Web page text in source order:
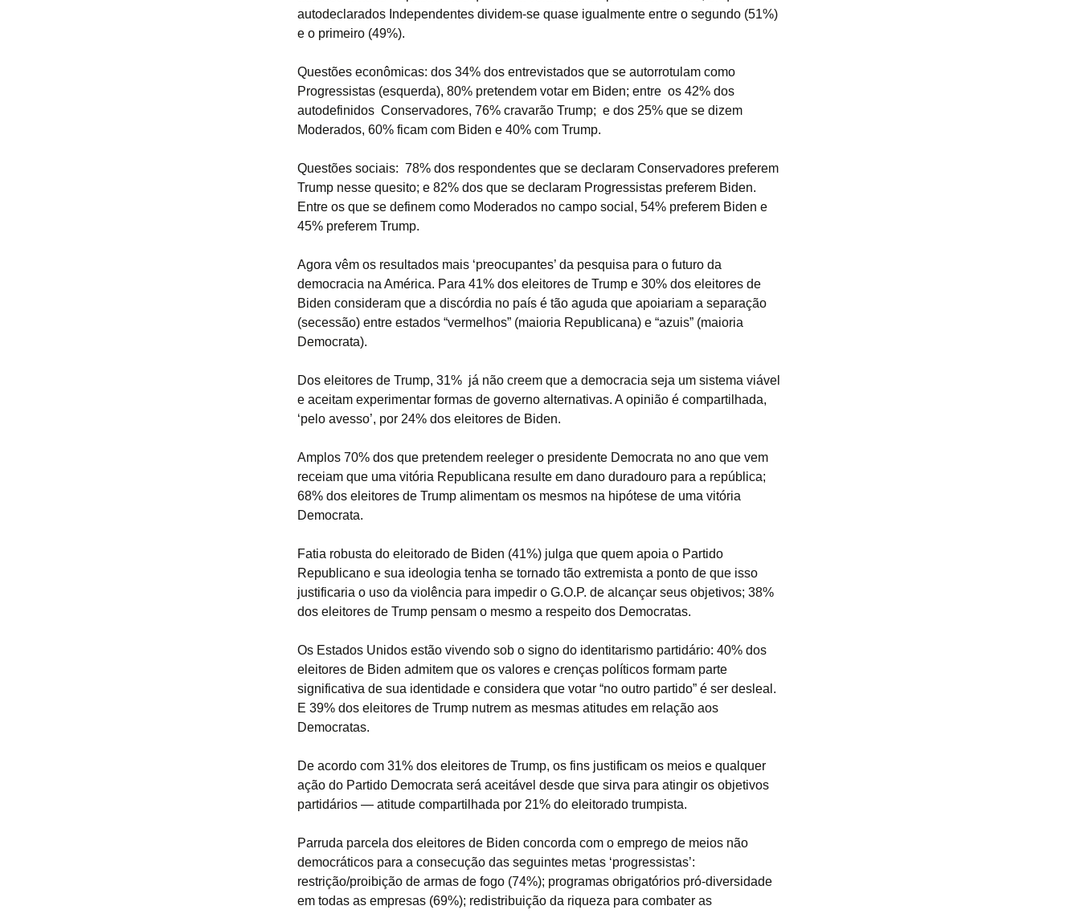
autodeclarados Independentes dividem-se quase igualmente entre o segundo (51%)
e o primeiro (49%).
Questões econômicas: dos 34% dos entrevistados que se autorrotulam como
Progressistas (esquerda), 80% pretendem votar em Biden; entre os 42% dos
autodefinidos Conservadores, 76% cravarão Trump; e dos 25% que se dizem
Moderados, 60% ficam com Biden e 40% com Trump.
Questões sociais: 78% dos respondentes que se declaram Conservadores preferem
Trump nesse quesito; e 82% dos que se declaram Progressistas preferem Biden.
Entre os que se definem como Moderados no campo social, 54% preferem Biden e
45% preferem Trump.
Agora vêm os resultados mais ‘preocupantes’ da pesquisa para o futuro da
democracia na América. Para 41% dos eleitores de Trump e 30% dos eleitores de
Biden consideram que a discórdia no país é tão aguda que apoiariam a separação
(secessão) entre estados “vermelhos” (maioria Republicana) e “azuis” (maioria
Democrata).
Dos eleitores de Trump, 31% já não creem que a democracia seja um sistema viável
e aceitam experimentar formas de governo alternativas. A opinião é compartilhada,
‘pelo avesso’, por 24% dos eleitores de Biden.
Amplos 70% dos que pretendem reeleger o presidente Democrata no ano que vem
receiam que uma vitória Republicana resulte em dano duradouro para a república;
68% dos eleitores de Trump alimentam os mesmos na hipótese de uma vitória
Democrata.
Fatia robusta do eleitorado de Biden (41%) julga que quem apoia o Partido
Republicano e sua ideologia tenha se tornado tão extremista a ponto de que isso
justificaria o uso da violência para impedir o G.O.P. de alcançar seus objetivos; 38%
dos eleitores de Trump pensam o mesmo a respeito dos Democratas.
Os Estados Unidos estão vivendo sob o signo do identitarismo partidário: 40% dos
eleitores de Biden admitem que os valores e crenças políticos formam parte
significativa de sua identidade e considera que votar “no outro partido” é ser desleal.
E 39% dos eleitores de Trump nutrem as mesmas atitudes em relação aos
Democratas.
De acordo com 31% dos eleitores de Trump, os fins justificam os meios e qualquer
ação do Partido Democrata será aceitável desde que sirva para atingir os objetivos
partidários — atitude compartilhada por 21% do eleitorado trumpista.
Parruda parcela dos eleitores de Biden concorda com o emprego de meios não
democráticos para a consecução das seguintes metas ‘progressistas’:
restrição/proibição de armas de fogo (74%); programas obrigatórios pró-diversidade
em todas as empresas (69%); redistribuição da riqueza para combater as